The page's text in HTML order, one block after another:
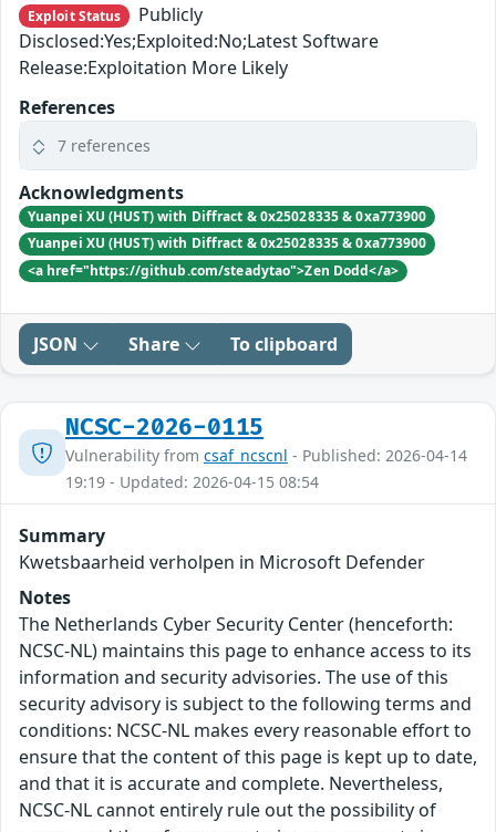
Exploit Status
Publicly
Disclosed:Yes;Exploited:No;Latest Software
Release:Exploitation More Likely
References
7 references
Acknowledgments
Yuanpei XU (HUST) with Diffract & 0x25028335 & 0xa773900
Yuanpei XU (HUST) with Diffract & 0x25028335 & 0xa773900
<a href="https://github.com/steadytao">Zen Dodd</a>
JSON Share To clipboard
NCSC-2026-0115
Vulnerability from csaf_ncscnl - Published: 2026-04-14
19:19 - Updated: 2026-04-15 08:54
Summary
Kwetsbaarheid verholpen in Microsoft Defender
Notes
The Netherlands Cyber Security Center (henceforth:
NCSC-NL) maintains this page to enhance access to its
information and security advisories. The use of this
security advisory is subject to the following terms and
conditions: NCSC-NL makes every reasonable effort to
ensure that the content of this page is kept up to date,
and that it is accurate and complete. Nevertheless,
NCSC-NL cannot entirely rule out the possibility of